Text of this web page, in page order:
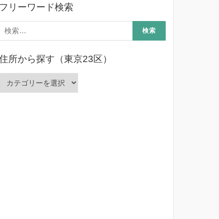
フリーワード検索
検
索:
所から探す（東京23区）